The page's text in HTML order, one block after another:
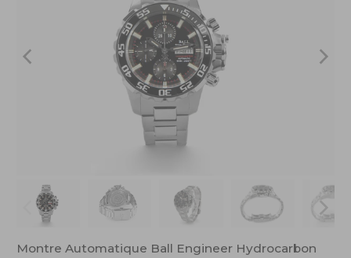
Montre Automatique Ball Engineer Hydrocarbon